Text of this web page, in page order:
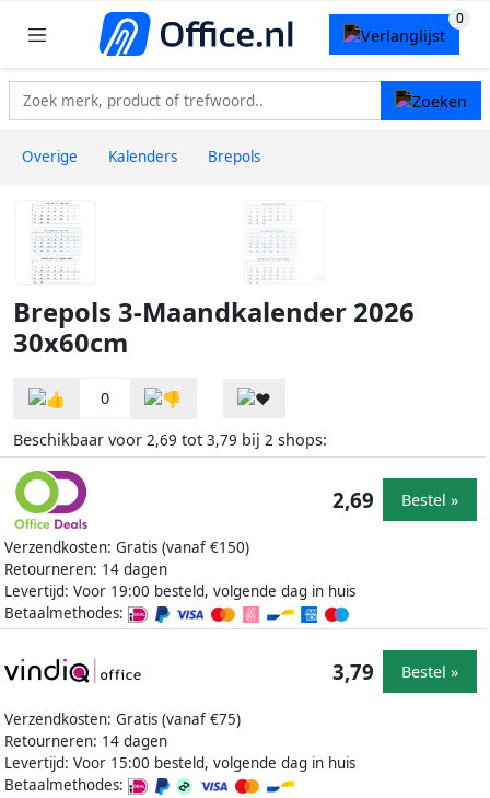
Overige Kalenders Brepols
Brepols 3-Maandkalender 2026
30x60cm
0
Beschikbaar voor 2,69 tot 3,79 bij 2 shops:
Verzendkosten: Gratis (vanaf €150)
Retourneren: 14 dagen
Levertijd: Voor 19:00 besteld, volgende dag in huis
Betaalmethodes:
2,69 Bestel »
Verzendkosten: Gratis (vanaf €75)
Retourneren: 14 dagen
Levertijd: Voor 15:00 besteld, volgende dag in huis
Betaalmethodes:
3,79 Bestel »